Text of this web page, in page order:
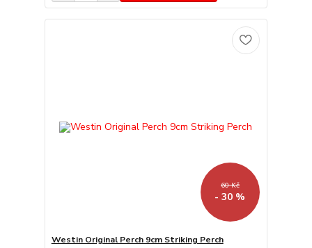
60 Kč
- 30 %
Westin Original Perch 9cm Striking Perch